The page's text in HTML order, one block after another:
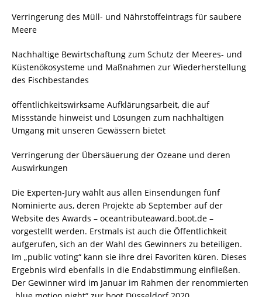
Verringerung des Müll- und Nährstoffeintrags für saubere
Meere
Nachhaltige Bewirtschaftung zum Schutz der Meeres- und
Küstenökosysteme und Maßnahmen zur Wiederherstellung
des Fischbestandes
öffentlichkeitswirksame Aufklärungsarbeit, die auf
Missstände hinweist und Lösungen zum nachhaltigen
Umgang mit unseren Gewässern bietet
Verringerung der Übersäuerung der Ozeane und deren
Auswirkungen
Die Experten-Jury wählt aus allen Einsendungen fünf
Nominierte aus, deren Projekte ab September auf der
Website des Awards – oceantributeaward.boot.de –
vorgestellt werden. Erstmals ist auch die Öffentlichkeit
aufgerufen, sich an der Wahl des Gewinners zu beteiligen.
Im „public voting“ kann sie ihre drei Favoriten küren. Dieses
Ergebnis wird ebenfalls in die Endabstimmung einfließen.
Der Gewinner wird im Januar im Rahmen der renommierten